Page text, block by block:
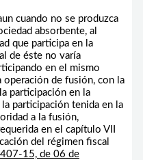
cuando no se produzca
absorbente, al
que participa en la
de éste no varía
en el mismo
operación de fusión, con la
participación en la
participación tenida en la
a la fusión,
en el capítulo VII
del régimen fiscal
15, de 06 de